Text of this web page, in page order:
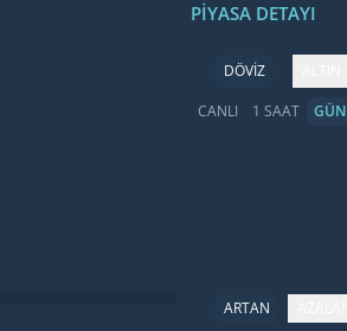
PIYASA DETAYI
DÖVİZ
CANLI
1 SAAT GÜN
ARTAN